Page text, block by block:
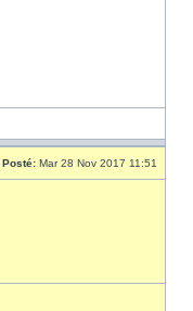
Posté: Mar 28 Nov 2017 11:51